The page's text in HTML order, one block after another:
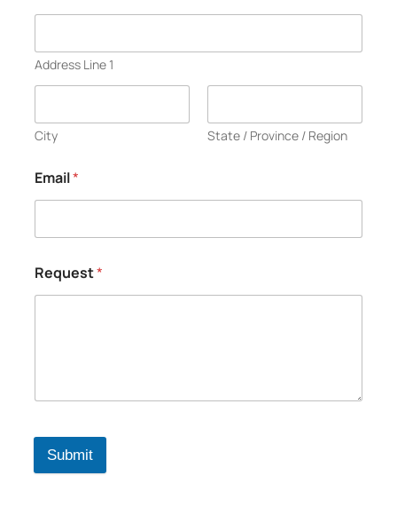
Address Line 1
City State / Province / Region
Email*
Request*
Submit